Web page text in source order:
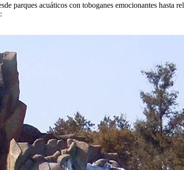
parques acuáticos con toboganes emocionantes hasta